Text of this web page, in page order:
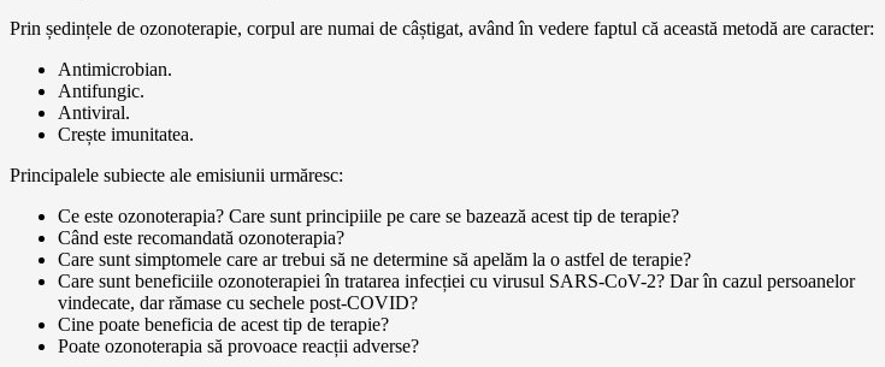
Prin ședințele de ozonoterapie, corpul are numai de câștigat, având în vedere faptul că această metodă are caracter:
Antimicrobian.
Antifungic.
Antiviral.
Crește imunitatea.
Principalele subiecte ale emisiunii urmăresc:
Ce este ozonoterapia? Care sunt principiile pe care se bazează acest tip de terapie?
Când este recomandată ozonoterapia?
Care sunt simptomele care ar trebui să ne determine să apelăm la o astfel de terapie?
Care sunt beneficiile ozonoterapiei în tratarea infecției cu virusul SARS-CoV-2? Dar în cazul persoanelor
vindecate, dar rămase cu sechele post-COVID?
Cine poate beneficia de acest tip de terapie?
Poate ozonoterapia să provoace reacții adverse?